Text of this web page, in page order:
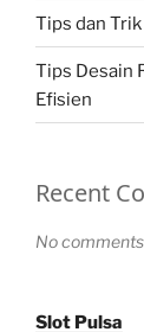
Tips dan
Tips Desain
Efisien
Recent
No
Slot Pulsa